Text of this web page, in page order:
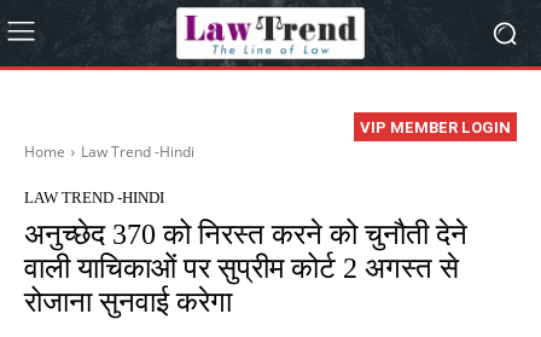
VIP MEMBER LOGIN
Home Law Trend -Hindi
LAW TREND -HINDI
अनुच्छेद 370 को निरस्त करने को चुनौती देने
वाली याचिकाओं पर सुप्रीम कोर्ट 2 अगस्त से
रोजाना सुनवाई करेगा